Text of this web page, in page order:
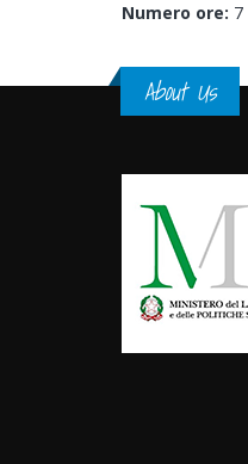
Numero ore: 7
About Us